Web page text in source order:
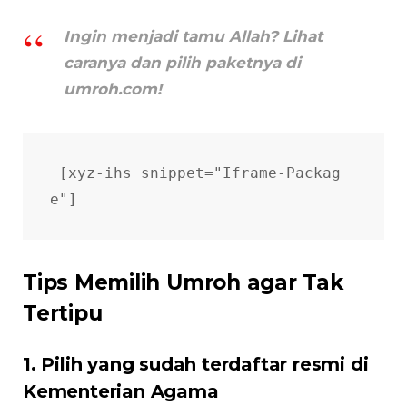
Ingin menjadi tamu Allah? Lihat
caranya dan pilih paketnya di
umroh.com!
[xyz-ihs snippet="Iframe-Packag
e"]
Tips Memilih Umroh agar Tak
Tertipu
1. Pilih yang sudah terdaftar resmi di
Kementerian Agama